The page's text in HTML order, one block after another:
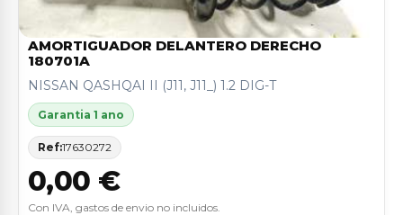
AMORTIGUADOR DELANTERO DERECHO
180701A
NISSAN QASHQAI II (J11, J11_) 1.2 DIG-T
Garantia 1 ano
Ref:17630272
0,00 €
Con IVA, gastos de envio no incluidos.